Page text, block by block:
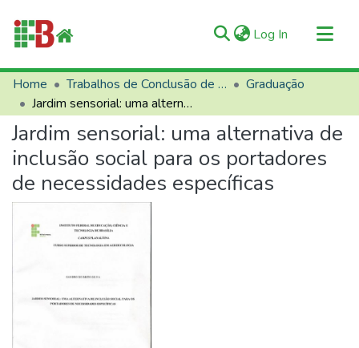
Log In (current)
Communities & Collections
All of RIIFB
Manuals and Terms
Statistics
About RIIFB
Contacts
Home Trabalhos de Conclusão de Curso (TCCs)
Graduação
Jardim sensorial: uma alternativa de inclusão social para os portadores de necessidades específicas
Jardim sensorial: uma alternativa de
inclusão social para os portadores
de necessidades específicas